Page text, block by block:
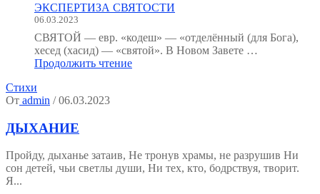
культуры"
ЭКСПЕРТИЗА СВЯТОСТИ
06.03.2023
СВЯТОЙ — евр. «кодеш» — «отделённый (для Бога),
хесед (хасид) — «святой». В Новом Завете …
Продолжить чтение"ЭКСПЕРТИЗА
Стихи
От admin / 06.03.2023
ДЫХАНИЕ
Пройду, дыханье затаив, Не тронув храмы, не разрушив Ни
сон детей, чьи светлы души, Ни тех, кто, бодрствуя, творит.
Я...